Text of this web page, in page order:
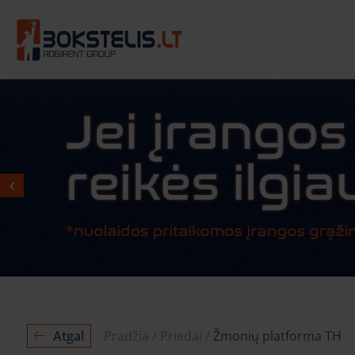
Atgal Pradžia Priedai Žmonių platforma TH